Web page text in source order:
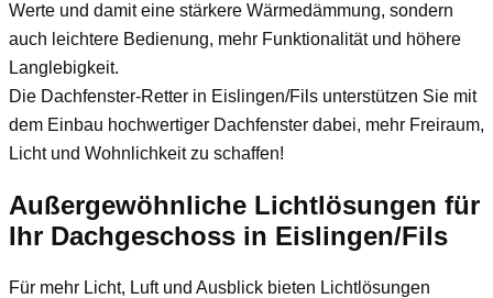
Werte und damit eine stärkere Wärmedämmung, sondern
auch leichtere Bedienung, mehr Funktionalität und höhere
Langlebigkeit.
Die Dachfenster-Retter in Eislingen/Fils unterstützen Sie mit
dem Einbau hochwertiger Dachfenster dabei, mehr Freiraum,
Licht und Wohnlichkeit zu schaffen!
Außergewöhnliche Lichtlösungen für
Ihr Dachgeschoss in Eislingen/Fils
Für mehr Licht, Luft und Ausblick bieten Lichtlösungen